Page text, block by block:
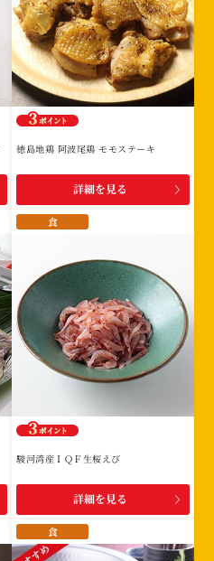
徳島地鶏 阿波尾鶏 モモステーキ
詳細を見る
食
駿河湾産ＩＱＦ生桜えび
詳細を見る
食